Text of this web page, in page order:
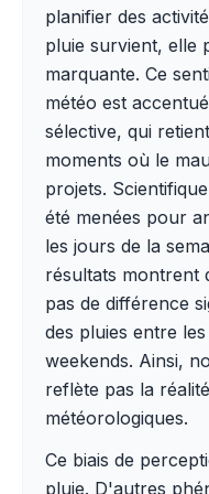
planifier des
pluie survient, elle
marquante. Ce
météo est
sélective, qui
moments où le
projets.
été menées pour
les jours de la
résultats montrent
pas de différence
des pluies entre
weekends. Ainsi,
reflète pas la
météorologiques.
Ce biais de
pluie. D'autres